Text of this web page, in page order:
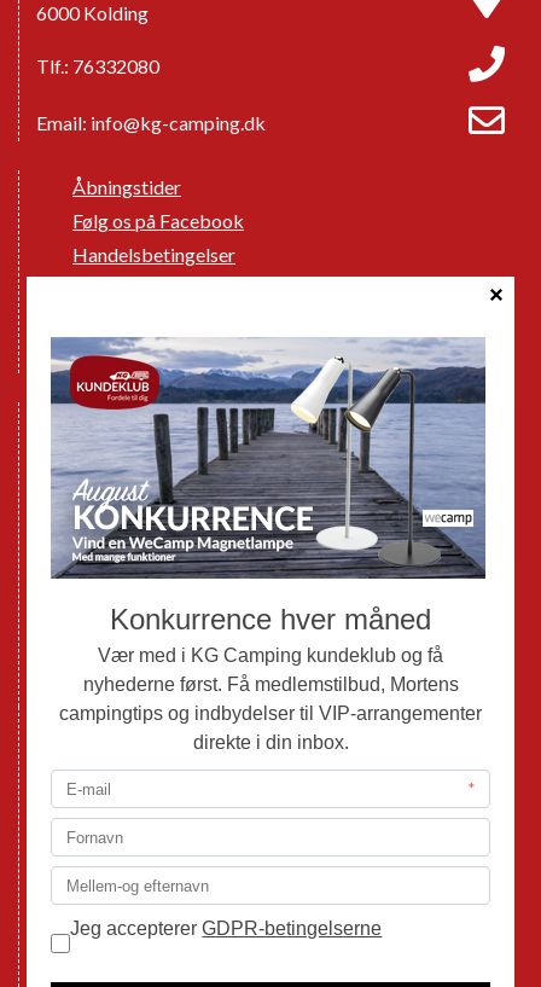
6000 Kolding
Tlf.: 76332080
Email: info@kg-camping.dk
Åbningstider
Følg os på Facebook
Handelsbetingelser
GPDR - Optagelse af foto og video
Nye Campingvogne
Nye Autocampere og Vans
Brugte Campingvogne
Brugte Autocampere og Vans
Webshop
Mortens Campingtips
KG Camping Kundeklub
Nyheder
Adria
Adria Autocampere
Eriba
Fendt
Hobby
Randger Van